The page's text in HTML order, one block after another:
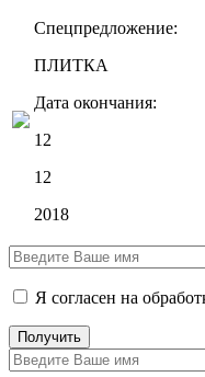
Спецпредложение:
ПЛИТКА
Дата окончания:
12
12
2018
Я согласен на